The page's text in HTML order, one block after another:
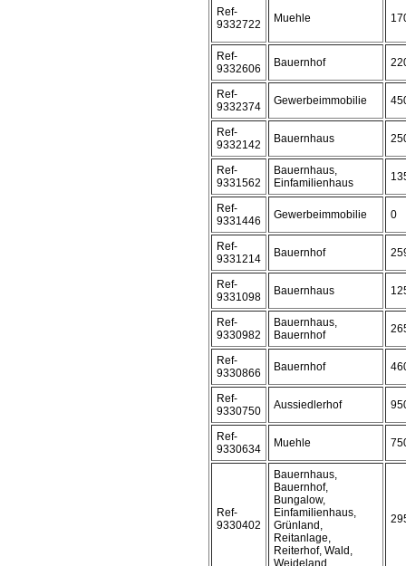
Ref-
9332722
Muehle
Ref-
9332606
Bauernhof
Ref-
9332374
Gewerbeimmobilie
Ref-
9332142
Bauernhaus
Ref-
9331562
Bauernhaus,
Einfamilienhaus
Ref-
9331446
Gewerbeimmobilie 0
Ref-
9331214
Bauernhof
Ref-
9331098
Bauernhaus
Ref-
9330982
Bauernhaus,
Bauernhof
Ref-
9330866
Bauernhof
Ref-
9330750
Aussiedlerhof
Ref-
9330634
Muehle
Ref-
9330402
Bauernhaus,
Bauernhof,
Bungalow,
Einfamilienhaus,
Grünland,
Reitanlage,
Reiterhof, Wald,
Weideland